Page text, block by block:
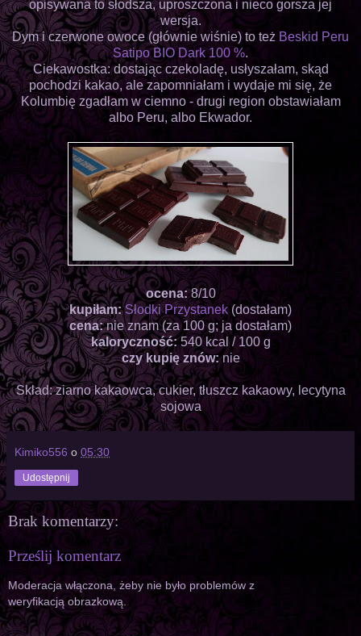
opisywana to słodsza, uproszczona i nieco gorsza jej
wersja.
Dym i czerwone owoce (głównie wiśnie) to też Beskid Peru
Satipo BIO Dark 100 %.
Ciekawostka: dostając czekoladę, usłyszałam, skąd
pochodzi kakao, ale zapomniałam i wydaje mi się, że
Kolumbię zgadłam w ciemno - drugi region obstawiałam
albo Peru, albo Ekwador.
ocena:8/10
kupiłam: Słodki Przystanek (dostałam)
cena:nie znam (za 100 g; ja dostałam)
kaloryczność:540 kcal / 100 g
czy kupię znów:nie
Skład: ziarno kakaowca, cukier, tłuszcz kakaowy, lecytyna
sojowa
Kimiko556 o 05:30
Udostępnij
Brak komentarzy:
Prześlij komentarz
Moderacja włączona, żeby nie było problemów z
weryfikacją obrazkową.